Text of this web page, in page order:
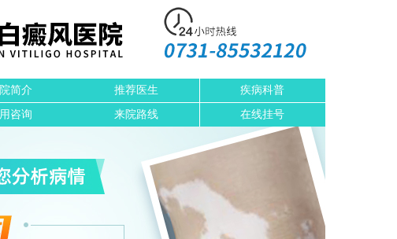
简介 推荐医生 疾病科普
咨询 来院路线 在线挂号